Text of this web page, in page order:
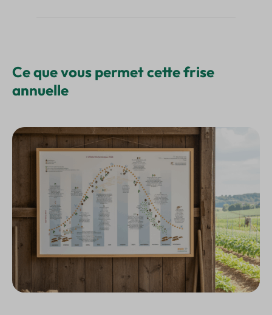
Ce que vous permet cette frise
annuelle